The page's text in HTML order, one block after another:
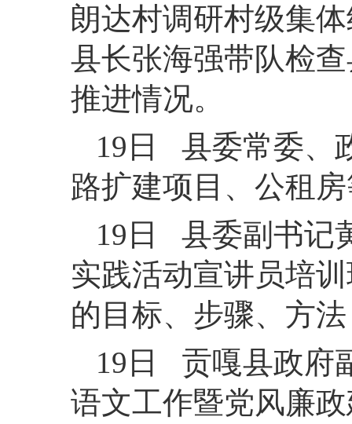
朗达村调研村级集
县长张海强带队检
推进情况。
19日 县委常委、
路扩建项目、公租
19日 县委副书记
实践活动宣讲员培
的目标、步骤、方
19日 贡嘎县政府
语文工作暨党风廉